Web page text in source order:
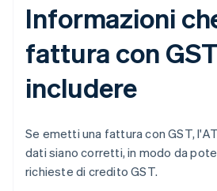
Informazioni
fattura con
includere
Se emetti una fattura con GST,
dati siano corretti, in modo da
richieste di credito GST.